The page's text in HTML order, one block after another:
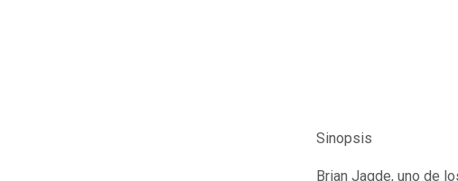
Sinopsis
Brian Jagde, uno de